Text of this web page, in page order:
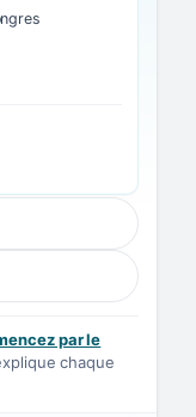
par le
chaque